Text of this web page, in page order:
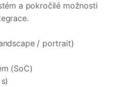
a pokročilé možnosti
/ portrait)
(SoC)